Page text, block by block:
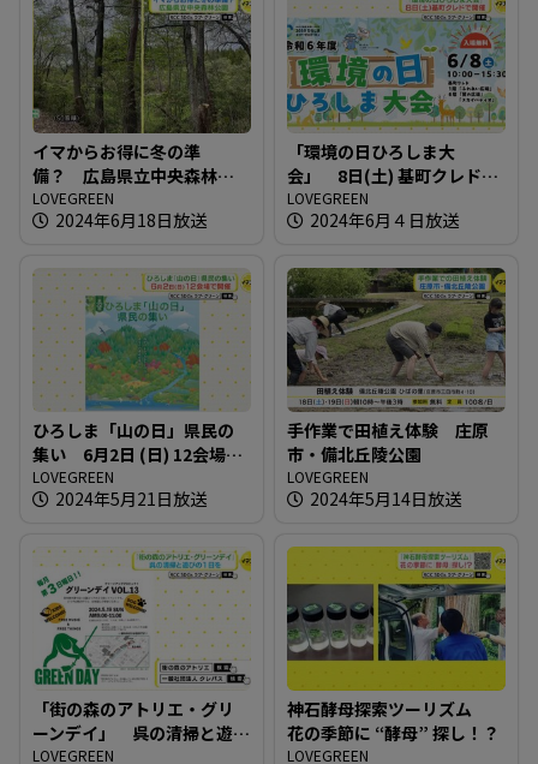
イマからお得に冬の準
備？ 広島県立中央森林公
園
LOVEGREEN
2024年6月18日放送
「環境の日ひろしま大
会」 8日(土) 基町クレドで
開催
LOVEGREEN
2024年6月４日放送
ひろしま「山の日」県民の
集い 6月2日 (日) 12会場で
開催
LOVEGREEN
2024年5月21日放送
手作業で田植え体験 庄原
市・備北丘陵公園
LOVEGREEN
2024年5月14日放送
「街の森のアトリエ・グリ
ーンデイ」 呉の清掃と遊
びの１日を
LOVEGREEN
神石酵母探索ツーリズム
花の季節に “酵母” 探し！？
LOVEGREEN